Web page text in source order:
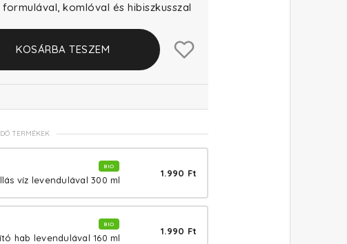
komlóval és hibiszkusszal
KOSÁRBA TESZEM
TERMÉKEK
BIO
víz levendulával 300 ml
1.990 Ft
BIO
hab levendulával 160 ml
1.990 Ft